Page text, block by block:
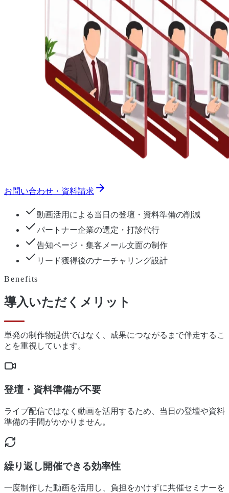
お問い合わせ・資料請求
動画活用による当日の登壇・資料準備の削減
パートナー企業の選定・打診代行
告知ページ・集客メール文面の制作
リード獲得後のナーチャリング設計
Benefits
導入いただくメリット
単発の制作物提供ではなく、成果につながるまで伴走するこ
とを重視しています。
登壇・資料準備が不要
ライブ配信ではなく動画を活用するため、当日の登壇や資料
準備の手間がかかりません。
繰り返し開催できる効率性
一度制作した動画を活用し、負担をかけずに共催セミナーを